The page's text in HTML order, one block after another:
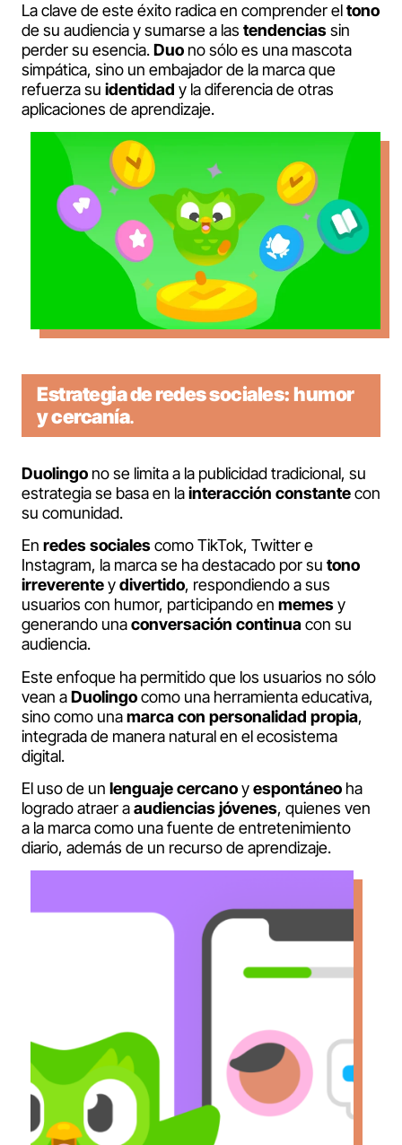
La clave de este éxito radica en comprender eltono
de su audiencia y sumarse a las tendenciassin
perder su esencia.Duo no sólo es una mascota
simpática, sino un embajador de la marca que
refuerza su identidad y la diferencia de otras
aplicaciones de aprendizaje.
Estrategia de redes sociales: humor
y cercanía.
Duolingo no se limita a la publicidad tradicional, su
estrategia se basa en lainteracción constantecon
su comunidad.
En redes socialescomo TikTok, Twitter e
Instagram, la marca se ha destacado por su tono
irreverenteydivertido, respondiendo a sus
usuarios con humor, participando en memesy
generando unaconversación continuacon su
audiencia.
Este enfoque ha permitido que los usuarios no sólo
vean aDuolingocomo una herramienta educativa,
sino como unamarca con personalidad propia,
integrada de manera natural en el ecosistema
digital.
El uso de un lenguaje cercanoyespontáneo ha
logrado atraer aaudiencias jóvenes, quienes ven
a la marca como una fuente de entretenimiento
diario, además de un recurso de aprendizaje.